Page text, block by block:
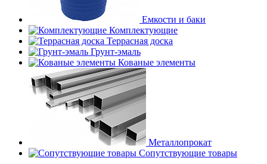
Емкости и баки
Комплектующие
Террасная доска
Грунт-эмаль
Кованые элементы
Металлопрокат
Сопутствующие товары